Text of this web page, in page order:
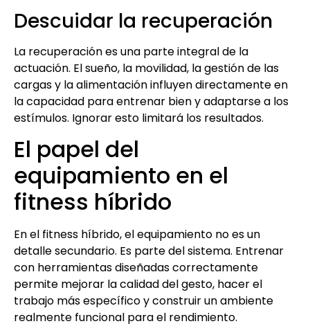
Descuidar la recuperación
La recuperación es una parte integral de la
actuación. El sueño, la movilidad, la gestión de las
cargas y la alimentación influyen directamente en
la capacidad para entrenar bien y adaptarse a los
estímulos. Ignorar esto limitará los resultados.
El papel del
equipamiento en el
fitness híbrido
En el fitness híbrido, el equipamiento no es un
detalle secundario. Es parte del sistema. Entrenar
con herramientas diseñadas correctamente
permite mejorar la calidad del gesto, hacer el
trabajo más específico y construir un ambiente
realmente funcional para el rendimiento.